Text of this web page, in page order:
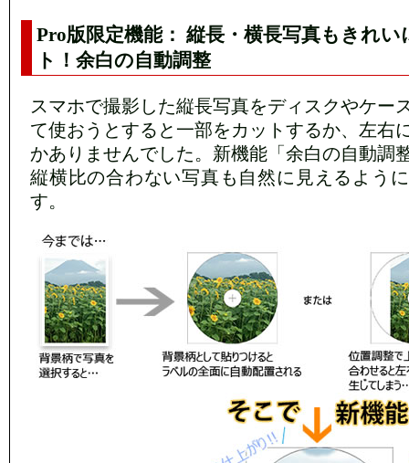
Pro版限定機能： 縦長・横長写真もきれ
ト！余白の自動調整
スマホで撮影した縦長写真をディスクやケー
て使おうとすると一部をカットするか、左右
かありませんでした。新機能「余白の自動調
縦横比の合わない写真も自然に見えるよう
す。